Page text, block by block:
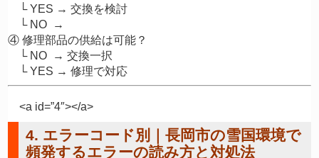
    └ YES → 交換を検討
    └ NO  →
④ 修理部品の供給は可能？
    └ NO  → 交換一択
<a id=”4″></a>
4. エラーコード別｜長岡市の雪国環境で
頻発するエラーの読み方と対処法